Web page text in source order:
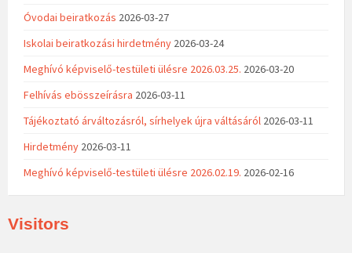
Óvodai beiratkozás 2026-03-27
Iskolai beiratkozási hirdetmény 2026-03-24
Meghívó képviselő-testületi ülésre 2026.03.25. 2026-03-20
Felhívás ebösszeírásra 2026-03-11
Tájékoztató árváltozásról, sírhelyek újra váltásáról 2026-03-11
Hirdetmény 2026-03-11
Meghívó képviselő-testületi ülésre 2026.02.19. 2026-02-16
Visitors